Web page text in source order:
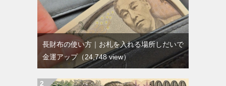
長財布の使い方｜お札を入れる場所しだいで
金運アップ（24,748 view）